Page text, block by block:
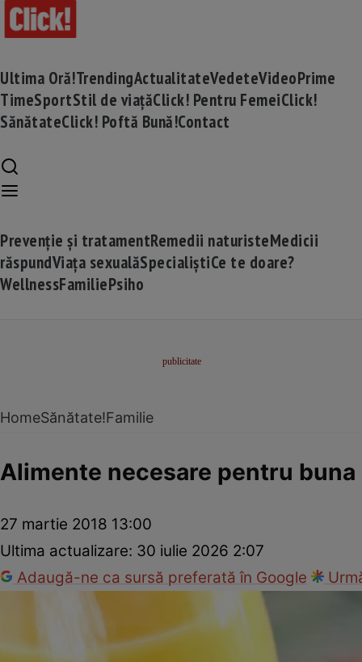
Ultima Oră!TrendingActualitateVedeteVideoPrime
TimeSportStil de viațăClick! Pentru FemeiClick!
SănătateClick! Poftă Bună!Contact
Prevenție și tratamentRemedii naturisteMedicii
răspundViața sexualăSpecialiștiCe te doare?
WellnessFamiliePsiho
HomeSănătate!Familie
Alimente necesare pentru
27 martie 2018 13:00
Ultima actualizare: 30 iulie 2026 2:07
Adaugă-ne ca sursă preferată în Google